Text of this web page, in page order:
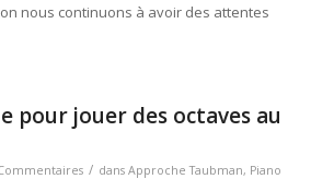
nous continuons à avoir des attentes
pour jouer des octaves au
/ dans Approche Taubman, Piano